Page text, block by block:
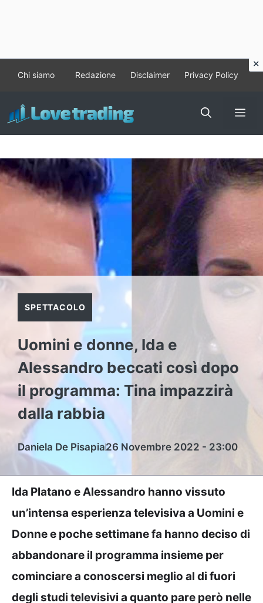
contenuto
Chi siamo Redazione Disclaimer Privacy Policy
SPETTACOLO
Uomini e donne, Ida e
Alessandro beccati così dopo
il programma: Tina impazzirà
dalla rabbia
Daniela De Pisapia26 Novembre 2022 - 23:00
Ida Platano e Alessandro hanno vissuto
un’intensa esperienza televisiva a Uomini e
Donne e poche settimane fa hanno deciso di
abbandonare il programma insieme per
cominciare a conoscersi meglio al di fuori
degli studi televisivi a quanto pare però nelle